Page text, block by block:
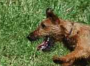
Babies 11 Wochen alt